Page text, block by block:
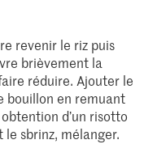
revenir le riz puis
brièvement la
réduire. Ajouter le
bouillon en remuant
d’un risotto
sbrinz, mélanger.